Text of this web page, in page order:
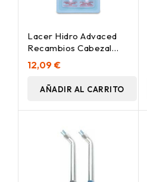
Lacer Hidro Advaced
Recambios Cabezal
Irrigador Bucal 4Uds 2
12,09 €
AÑADIR AL CARRITO